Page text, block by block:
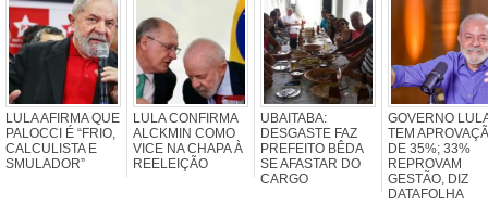
LULA AFIRMA QUE
PALOCCI É “FRIO,
CALCULISTA E
SMULADOR”
LULA CONFIRMA
ALCKMIN COMO
VICE NA CHAPA À
REELEIÇÃO
UBAITABA:
DESGASTE FAZ
PREFEITO BÊDA
SE AFASTAR DO
CARGO
GOVERNO
TEM
DE 35%; 33%
REPROVAM
GESTÃO, DIZ
DATAFOLHA